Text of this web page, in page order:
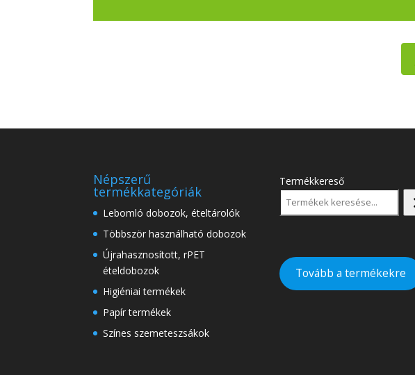
Népszerű
termékkategóriák
Lebomló dobozok, ételtárolók
Többször használható dobozok
Újrahasznosított, rPET
ételdobozok
Higiéniai termékek
Papír termékek
Színes szemeteszsákok
Termékkereső
Tovább a termékekre